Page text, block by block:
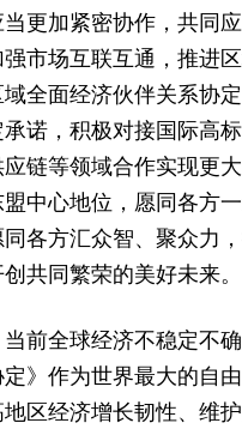
更加紧密协作，共同
市场互联互通，推进
全面经济伙伴关系协
诺，积极对接国际高
链等领域合作实现更
中心地位，愿同各方
各方汇众智、聚众力
共同繁荣的美好未来。
前全球经济不稳定不
定》作为世界最大的自
区经济增长韧性、维